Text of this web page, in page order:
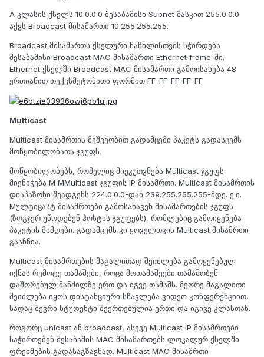
A კლასის ქსელს 10.0.0.0 შესაბამისი Subnet მასკით 255.0.0.0
აქვს Broadcast მისამართი 10.255.255.255.
Broadcast მისამართს ქსელური ნაწილისთვის სჭირდება
შესაბამისი Broadcast MAC მისამართი Ethernet frame-ში.
Ethernet ქსელში Broadcast MAC მისამართი გამოისახება 48
ერთიანით თექვსმეტობითი ფორმით FF-FF-FF-FF-FF
Multicast
Multicast მისამრთის მეშვეობით გადამცემი პაკეტს გადასცემს
მოწყობილობათა ჯგუფს.
მოწყობილობებს, რომელიც მიეკუთვნება Multicast ჯგუფს
მიენიჭება M MMulticast ჯგუფის IP მისამრთი. Multicast მისამრთის
დიაპაზონი შეადგენს 224.0.0.0-დან 239.255.255.255-მდე. ე.ი.
Mულტიცასტ მისამრთები გამოსახავენ მისამართების ჯგუფს
(ზოგჯერ უწოდებენ ჰოსტის ჯგუფებს), რომლებიც გამოიყენება
პაკეტის მიმღები. გადამცემს კი ყოველთვის Multicast მისამრთი
გააჩნია.
Multicast მისამრთების მაგალითად შეიძლება გამოყენებულ
იქნას რემოტე თამაშები, როცა მოთამაშეები თამაშობენ
დაშორებულ მანძილზე ერთ და იგვე თამაშს. მეორე მაგალითი
შეიძლება იყოს დისტანციური სწავლება ვიდეო კონფერენციით,
სადაც ბევრი სტუდენტი შეერთებულია ერთი და იგივე კლასთან.
როგორც unicast ან broadcast, ასევე Multicast IP მისამრთები
საჭიროებენ შესაბამის MAC მისამართებს ლოკალურ ქსელში
ფრეიმების გადასაგზავნად. Multicast MAC მისამრთი